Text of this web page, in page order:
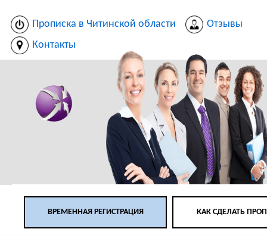
Прописка в Читинской области
Отзывы
Контакты
ВРЕМЕННАЯ РЕГИСТРАЦИЯ КАК СДЕЛАТЬ